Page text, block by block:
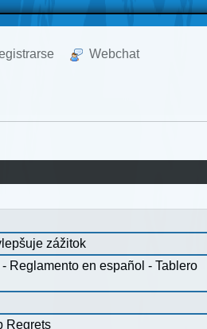
Webchat
zážitok
Reglamento en español - Tablero
Regrets